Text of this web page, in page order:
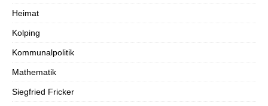
Heimat
Kolping
Kommunalpolitik
Mathematik
Siegfried Fricker